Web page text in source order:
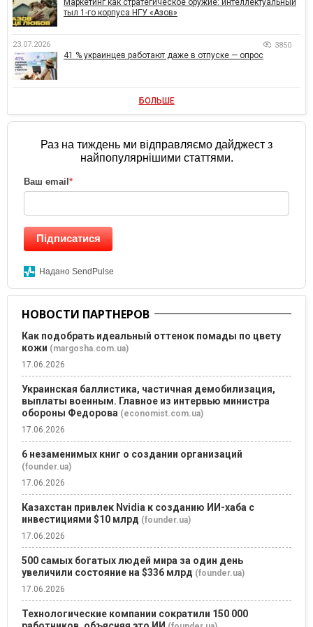
Маркетинг как стратегическое оружие: интеллектуальный
тыл 1-го корпуса НГУ «Азов»
23.07.2026 3850
41 % украинцев работают даже в отпуске — опрос
БОЛЬШЕ
Раз на тиждень ми відправляємо дайджест з
найпопулярнішими статтями.
Ваш email *
Підписатися
Надано SendPulse
НОВОСТИ ПАРТНЕРОВ
Как подобрать идеальный оттенок помады по цвету
кожи (margosha.com.ua)
17.06.2026
Украинская баллистика, частичная демобилизация,
выплаты военным. Главное из интервью министра
обороны Федорова (economist.com.ua)
17.06.2026
6 незаменимых книг о создании организаций
(founder.ua)
17.06.2026
Казахстан привлек Nvidia к созданию ИИ-хаба с
инвестициями $10 млрд (founder.ua)
17.06.2026
500 самых богатых людей мира за один день
увеличили состояние на $336 млрд (founder.ua)
17.06.2026
Технологические компании сократили 150 000